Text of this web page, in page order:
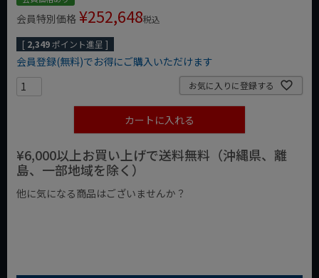
会員特別価格 ¥252,648税込
[ 2,349ポイント進呈 ]
会員登録(無料)でお得にご購入いただけます
お気に入りに登録する
カートに入れる
¥6,000以上お買い上げで送料無料（沖縄県、離
島、一部地域を除く）
他に気になる商品はございませんか？